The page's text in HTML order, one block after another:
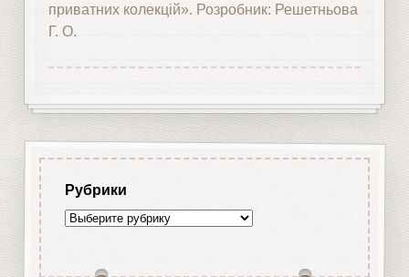
приватних колекцій». Розробник: Решетньова
Г. О.
Рубрики
Рубрики